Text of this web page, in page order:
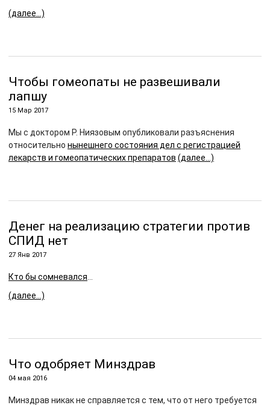
(далее…)
Чтобы гомеопаты не развешивали
лапшу
15 Мар 2017
Мы с доктором Р. Ниязовым опубликовали разъяснения
относительно нынешнего состояния дел с регистрацией
лекарств и гомеопатических препаратов (далее…)
Денег на реализацию стратегии против
СПИД нет
27 Янв 2017
Кто бы сомневался
(далее…)
Что одобряет Минздрав
04 мая 2016
Минздрав никак не справляется с тем, что от него требуется